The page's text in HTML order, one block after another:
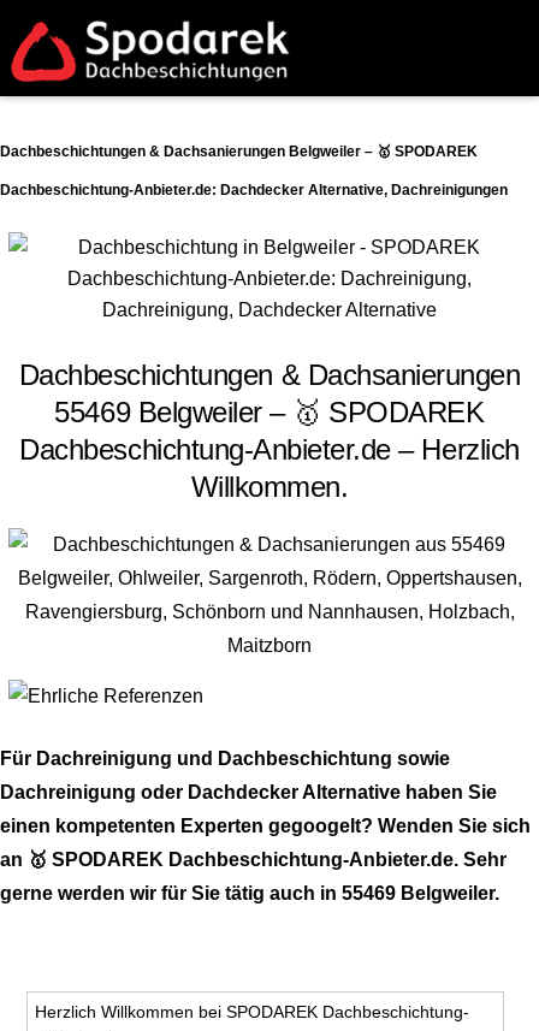
Dachbeschichtungen & Dachsanierungen Belgweiler – 🥇 SPODAREK
Dachbeschichtung-Anbieter.de: Dachdecker Alternative, Dachreinigungen
Dachbeschichtungen & Dachsanierungen
55469 Belgweiler – 🥇 SPODAREK
Dachbeschichtung-Anbieter.de – Herzlich
Willkommen.
Für Dachreinigung und Dachbeschichtung sowie
Dachreinigung oder Dachdecker Alternative haben Sie
einen kompetenten Experten gegoogelt? Wenden Sie sich
an 🥇 SPODAREK Dachbeschichtung-Anbieter.de. Sehr
gerne werden wir für Sie tätig auch in 55469 Belgweiler.
Herzlich Willkommen bei SPODAREK Dachbeschichtung-